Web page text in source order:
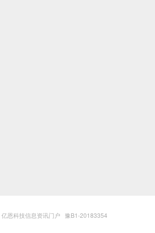
亿恩科技信息资讯门户 豫B1-20183354